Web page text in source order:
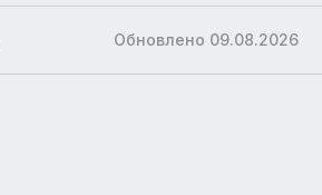
Обновлено 09.08.2026